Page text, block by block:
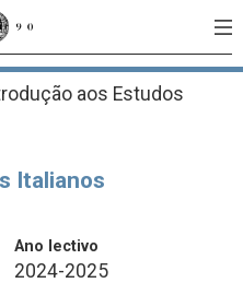
aos Estudos
Italianos
Ano lectivo
2024-2025